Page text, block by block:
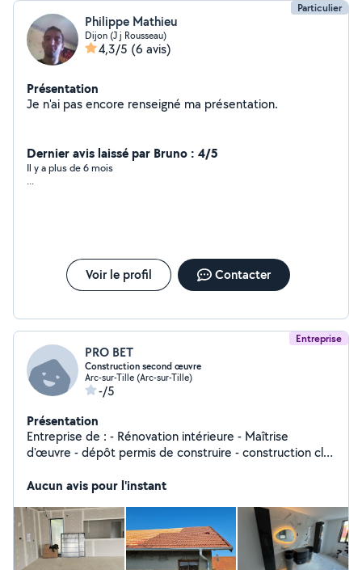
Particulier
Philippe Mathieu
Dijon (J j Rousseau)
4,3/5 (6 avis)
Présentation
Je n'ai pas encore renseigné ma présentation.
Dernier avis laissé par Bruno : 4/5
Il y a plus de 6 mois
...
Voir le profil Contacter
Entreprise
PRO BET
Construction second œuvre
Arc-sur-Tille (Arc-sur-Tille)
-/5
Présentation
Entreprise de : - Rénovation intérieure - Maîtrise
d'œuvre - dépôt permis de construire - construction clé
Aucun avis pour l'instant